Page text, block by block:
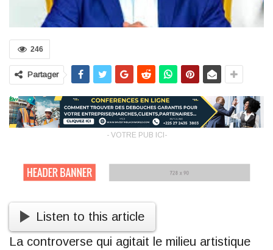
246
Partager
- VOTRE PUB ICI-
Listen to this article
La controverse qui agitait le milieu artistique